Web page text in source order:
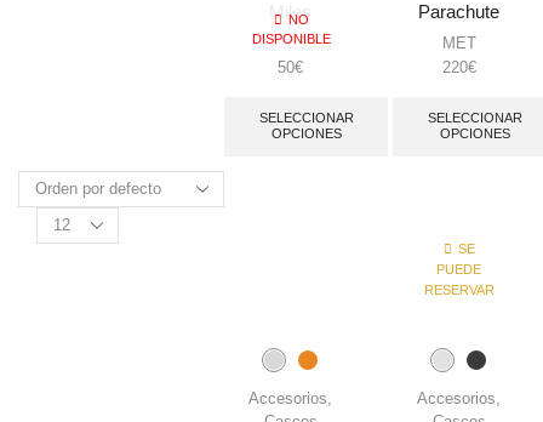
Miles
MET
50€
NO
DISPONIBLE
SELECCIONAR
OPCIONES
Parachute
MET
220€
SELECCIONAR
OPCIONES
Accesorios,
SE
PUEDE
RESERVAR
Accesorios,